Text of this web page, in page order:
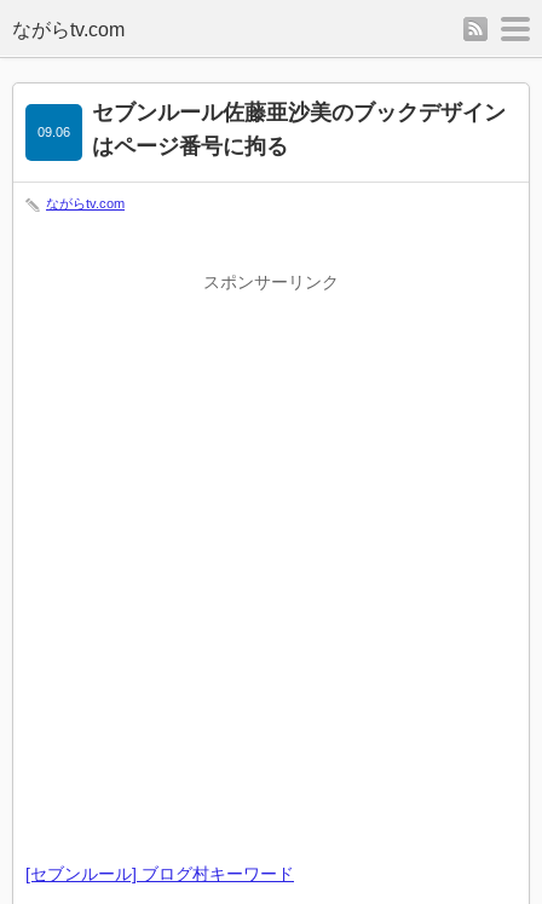
rss
セブンルール佐藤亜沙美のブックデザイン
はページ番号に拘る
09.06
ながらtv.com
スポンサーリンク
[セブンルール] ブログ村キーワード